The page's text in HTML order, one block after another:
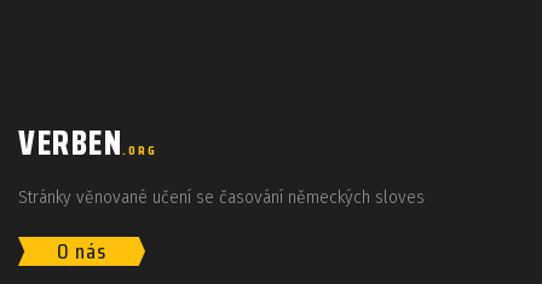
VERBEN.ORG
Stránky věnované učení se časování německých sloves
O nás